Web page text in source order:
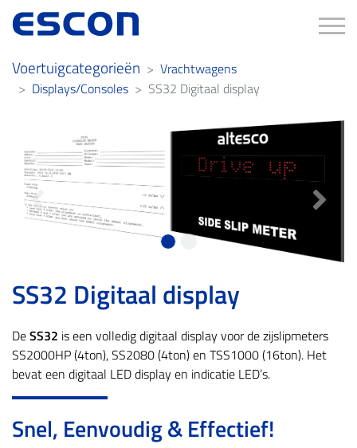
Voertuigcategorieën
Vrachtwagens
Displays/Consoles
SS32 Digitaal display
Previous Next
SS32 Digitaal display
DeSS32 is een volledig digitaal display voor de zijslipmeters
SS2000HP (4ton), SS2080 (4ton) en TSS1000 (16ton). Het
bevat een digitaal LED display en indicatie LED’s.
Snel, Eenvoudig & Effectief!